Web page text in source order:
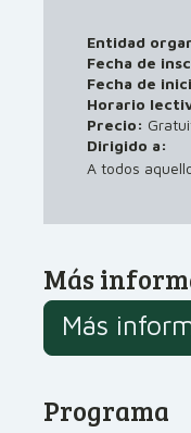
Entidad
Fecha de
Fecha de
Horario
Precio:
Dirigido a:
A todos
Más
Más
Programa